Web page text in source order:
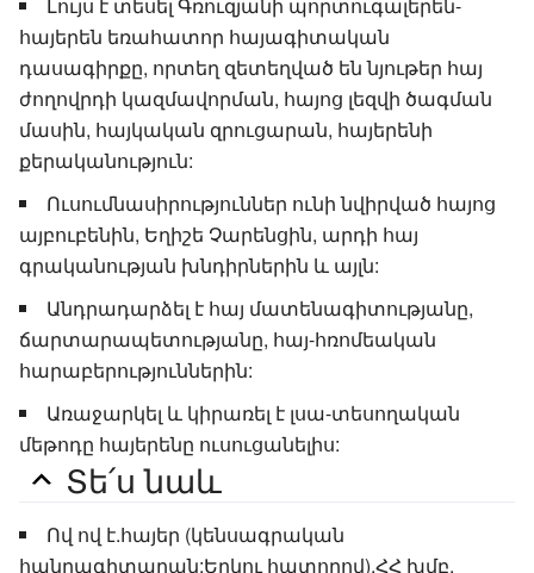
Լույս է տեսել Գռուզյանի պորտուգալերեն-
հայերեն եռահատոր հայագիտական
դասագիրքը, որտեղ զետեղված են նյութեր հայ
ժողովրդի կազմավորման, հայոց լեզվի ծագման
մասին, հայկական զրուցարան, հայերենի
քերականություն:
Ուսումնասիրություններ ունի նվիրված հայոց
այբուբենին, Եղիշե Չարենցին, արդի հայ
գրականության խնդիրներին և այլն:
Անդրադարձել է հայ մատենագիտությանը,
ճարտարապետությանը, հայ-հռոմեական
հարաբերություններին:
Առաջարկել և կիրառել է լսա-տեսողական
մեթոդը հայերենը ուսուցանելիս:
Տե՛ս նաև
Ով ով է.հայեր (կենսագրական
հանրագիտարան:Երկու հատորով),ՀՀ խմբ.